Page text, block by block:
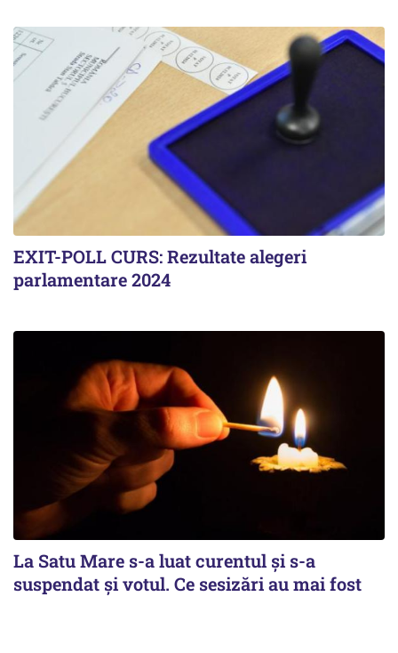
EXIT-POLL CURS: Rezultate alegeri
parlamentare 2024
La Satu Mare s-a luat curentul și s-a
suspendat și votul. Ce sesizări au mai fost